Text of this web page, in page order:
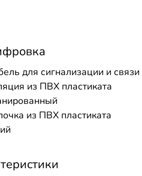
для сигнализации и связи
из ПВХ пластиката
из ПВХ пластиката